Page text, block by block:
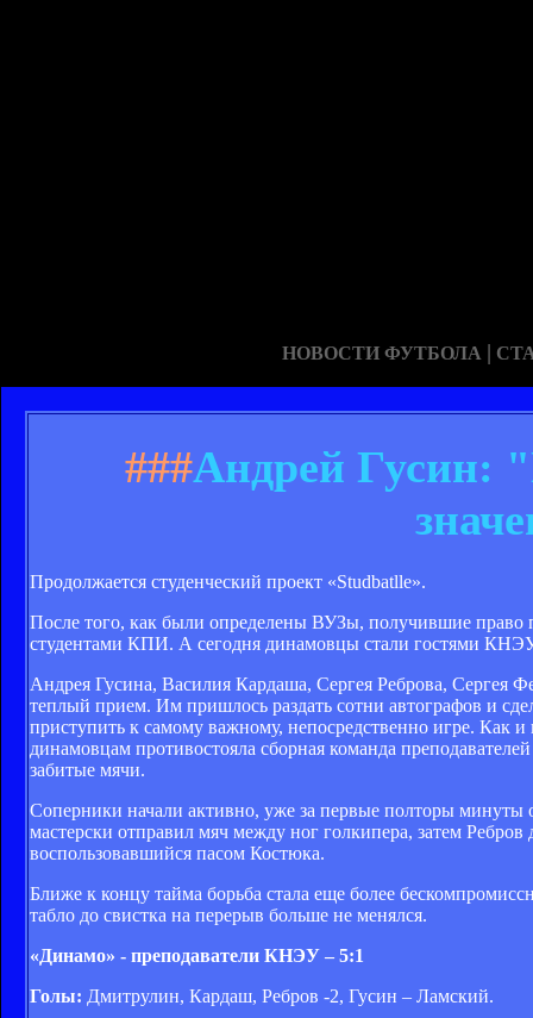
НОВОСТИ ФУТБОЛА |
###Андрей Гусин:
Продолжается студенческий проект «Studbatlle».
После того, как были определены ВУЗы, получившие право
студентами КПИ. А сегодня динамовцы стали гостями
Андрея Гусина, Василия Кардаша, Сергея Реброва, Сергея
теплый прием. Им пришлось раздать сотни автографов и
приступить к самому важному, непосредственно игре. Как
динамовцам противостояла сборная команда
забитые мячи.
Соперники начали активно, уже за первые полторы
мастерски отправил мяч между ног голкипера, затем
воспользовавшийся пасом Костюка.
Ближе к концу тайма борьба стала еще более
табло до свистка на перерыв больше не менялся.
«Динамо» - преподаватели КНЭУ – 5:1
Голы: Дмитрулин, Кардаш, Ребров -2, Гусин – Ламский.